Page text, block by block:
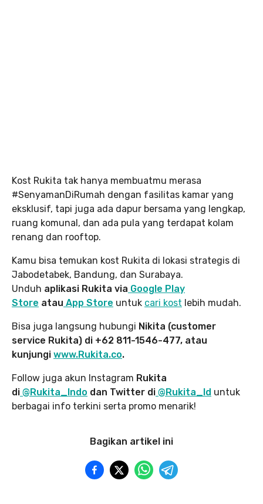
Kost Rukita tak hanya membuatmu merasa
#SenyamanDiRumah dengan fasilitas kamar yang
eksklusif, tapi juga ada dapur bersama yang lengkap,
ruang komunal, dan ada pula yang terdapat kolam
renang dan rooftop.
Kamu bisa temukan kost Rukita di lokasi strategis di
Jabodetabek, Bandung, dan Surabaya.
Unduh aplikasi Rukita via Google Play
Store atau App Store untuk cari kost lebih mudah.
Bisa juga langsung hubungi Nikita (customer
service Rukita) di +62 811-1546-477, atau
kunjungi www.Rukita.co.
Follow juga akun Instagram Rukita
di @Rukita_Indo dan Twitter di @Rukita_Id untuk
berbagai info terkini serta promo menarik!
Bagikan artikel ini